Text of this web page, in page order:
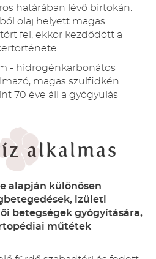
határában lévő birtokán.
olaj helyett magas
fel, ekkor kezdődött a
- hidrogénkarbonátos
magas szulfidkén
70 éve áll a gyógyulás
alkalmas
alapján különösen
izületi
betegségek gyógyítására,
műtétek